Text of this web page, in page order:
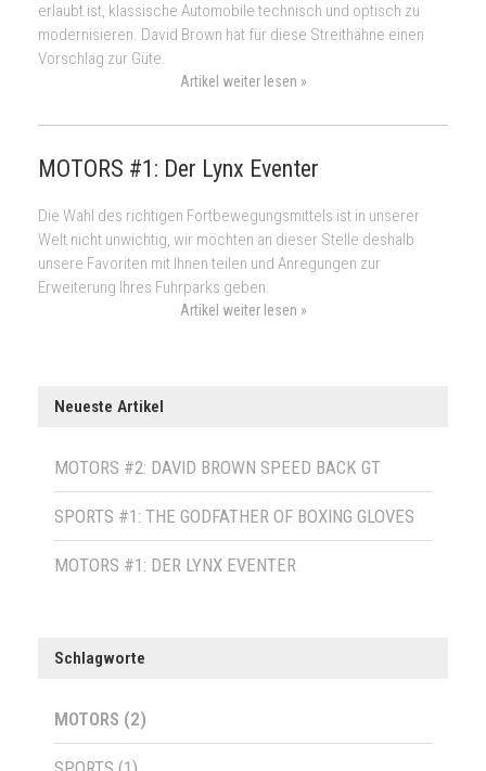
erlaubt ist, klassische Automobile technisch und optisch zu
modernisieren. David Brown hat für diese Streithähne einen
Vorschlag zur Güte.
Artikel weiter lesen »
MOTORS #1: Der Lynx Eventer
Die Wahl des richtigen Fortbewegungsmittels ist in unserer
Welt nicht unwichtig, wir möchten an dieser Stelle deshalb
unsere Favoriten mit Ihnen teilen und Anregungen zur
Erweiterung Ihres Fuhrparks geben.
Artikel weiter lesen »
Neueste Artikel
MOTORS #2: DAVID BROWN SPEED BACK GT
SPORTS #1: THE GODFATHER OF BOXING GLOVES
MOTORS #1: DER LYNX EVENTER
Schlagworte
MOTORS (2)